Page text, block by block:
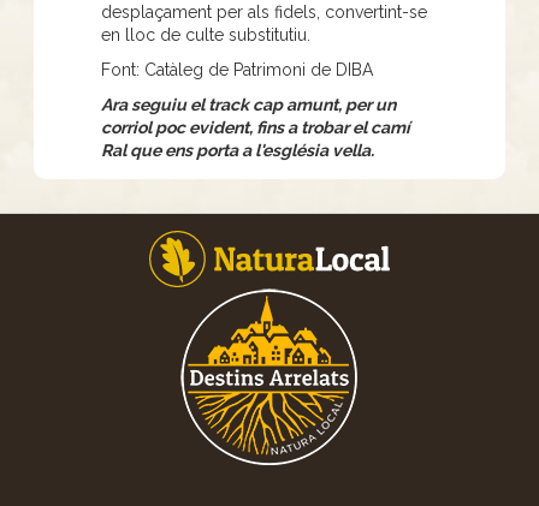
desplaçament per als fidels, convertint-se
en lloc de culte substitutiu.
Font: Catàleg de Patrimoni de DIBA
Ara seguiu el track cap amunt, per un
corriol poc evident, fins a trobar el camí
Ral que ens porta a l'església vella.